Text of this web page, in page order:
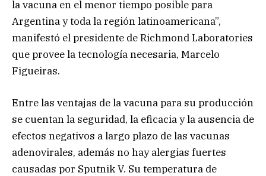
la vacuna en el menor tiempo posible para
Argentina y toda la región latinoamericana”,
manifestó el presidente de Richmond Laboratories
que provee la tecnología necesaria, Marcelo
Figueiras.
Entre las ventajas de la vacuna para su producción
se cuentan la seguridad, la eficacia y la ausencia de
efectos negativos a largo plazo de las vacunas
adenovirales, además no hay alergias fuertes
causadas por Sputnik V. Su temperatura de